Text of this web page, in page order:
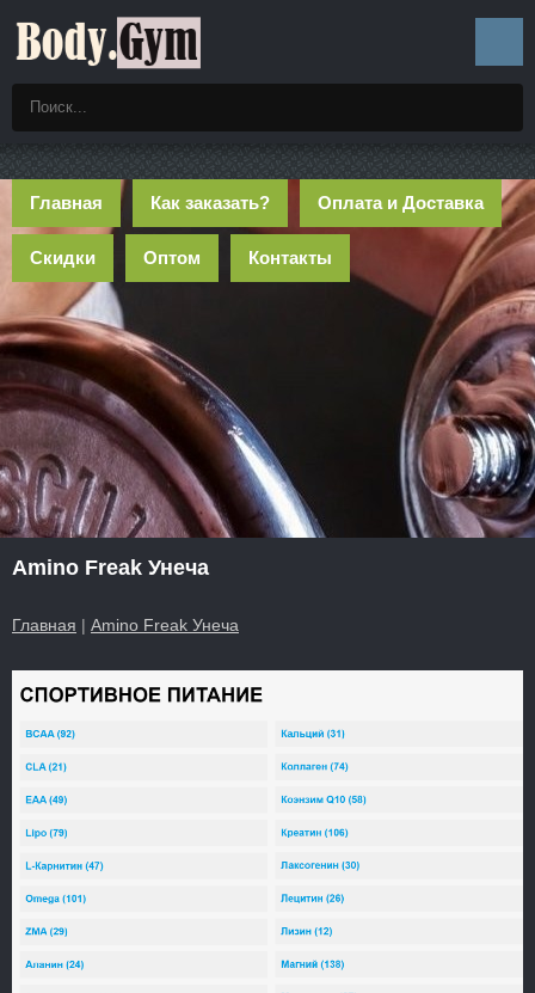
Главная Как заказать? Оплата и Доставка
Скидки Оптом Контакты
Amino Freak Унеча
Главная | Amino Freak Унеча